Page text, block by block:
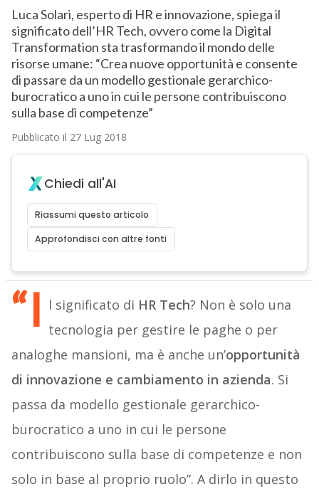
Luca Solari, esperto di HR e innovazione, spiega il
significato dell’HR Tech, ovvero come la Digital
Transformation sta trasformando il mondo delle
risorse umane: “Crea nuove opportunità e consente
di passare da un modello gestionale gerarchico-
burocratico a uno in cui le persone contribuiscono
sulla base di competenze”
Pubblicato il 27 Lug 2018
Chiedi all'AI
Riassumi questo articolo
Approfondisci con altre fonti
“I l significato di HR Tech? Non è solo una
tecnologia per gestire le paghe o per
analoghe mansioni, ma è anche un’opportunità
di innovazione e cambiamento in azienda. Si
passa da modello gestionale gerarchico-
burocratico a uno in cui le persone
contribuiscono sulla base di competenze e non
solo in base al proprio ruolo”. A dirlo in questo